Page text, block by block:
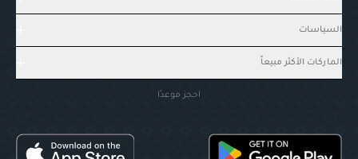
السياسات
الماركات الأكثر مبيعاً
احجز موعدًا